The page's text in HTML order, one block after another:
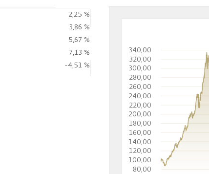
2,25 %
3,86 %
5,67 %
7,13 %
-4,51 %
80,00
100,00
120,00
140,00
160,00
180,00
200,00
220,00
240,00
260,00
280,00
300,00
320,00
340,00